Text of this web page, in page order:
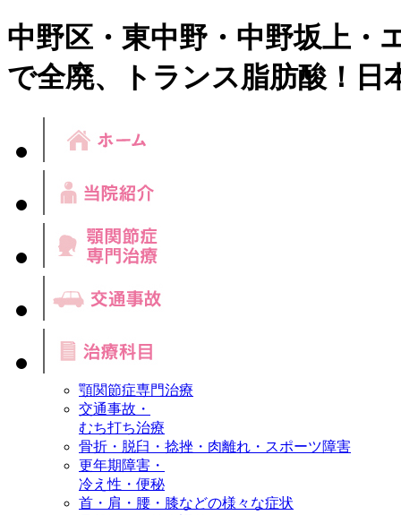
中野区・東中野・中野坂上・
で全廃、トランス脂肪酸！日
顎関節症専門治療
交通事故・
むち打ち治療
骨折・脱臼・捻挫・肉離れ・スポーツ障害
更年期障害・
冷え性・便秘
首・肩・腰・膝などの様々な症状